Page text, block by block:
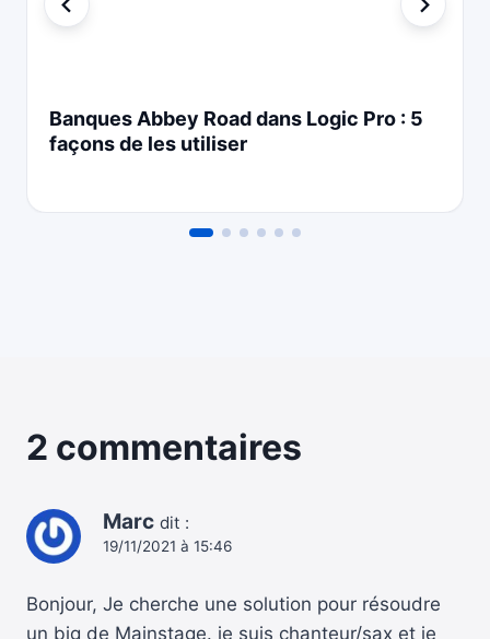
Banques Abbey Road dans Logic Pro : 5
façons de les utiliser
2 commentaires
Marc dit :
19/11/2021 à 15:46
Bonjour, Je cherche une solution pour résoudre
un big de Mainstage. je suis chanteur/sax et je